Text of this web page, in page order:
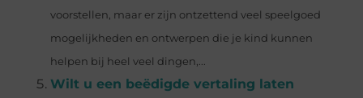
voorstellen, maar er zijn ontzettend veel speelgoed
mogelijkheden en ontwerpen die je kind kunnen
helpen bij heel veel dingen,...
Wilt u een beëdigde vertaling laten